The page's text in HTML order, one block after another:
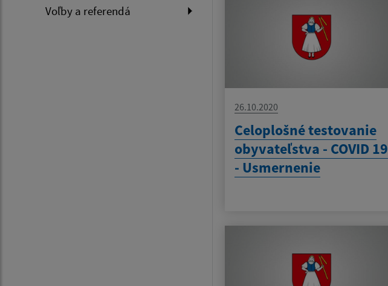
Voľby a referendá
26.10.2020
Celoplošné testovanie
obyvateľstva - COVID 19
- Usmernenie